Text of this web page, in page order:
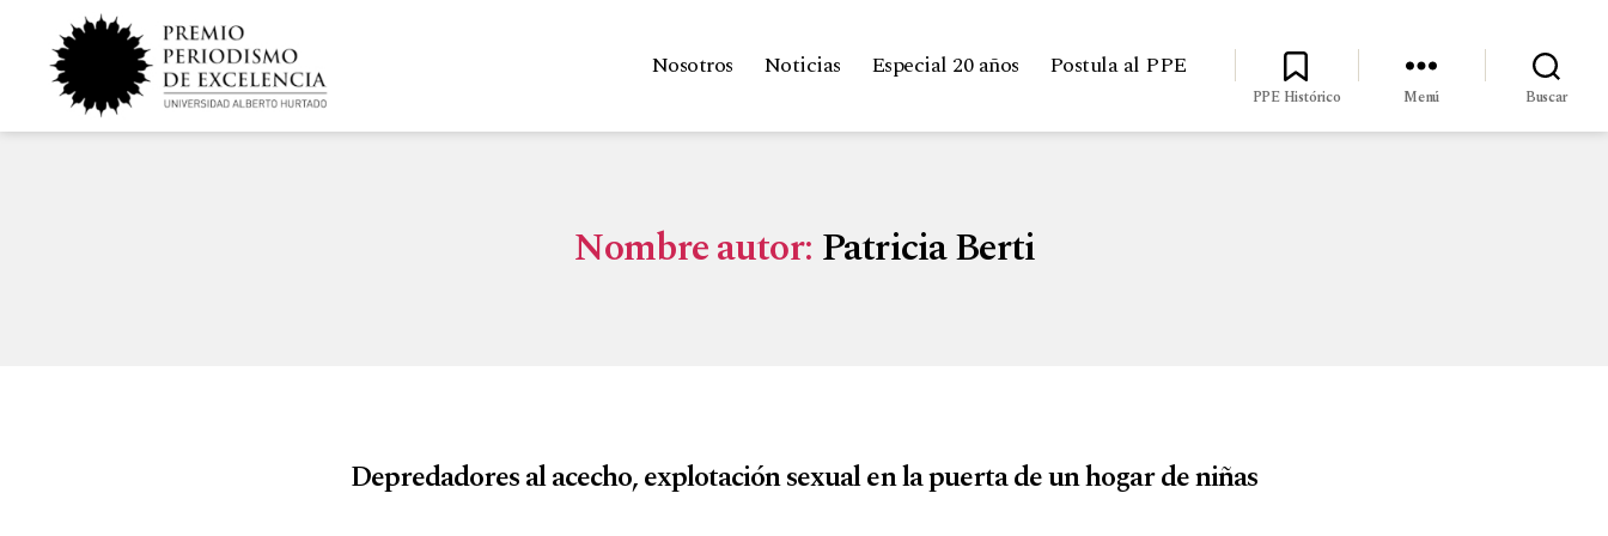
Nosotros Noticias Especial 20 años Postula al PPE
PPE Histórico Menú Buscar
Nombre autor: Patricia Berti
Depredadores al acecho, explotación sexual en la puerta de un hogar de niñas